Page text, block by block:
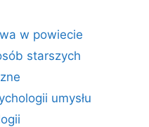
w powiecie
starszych
umysłu